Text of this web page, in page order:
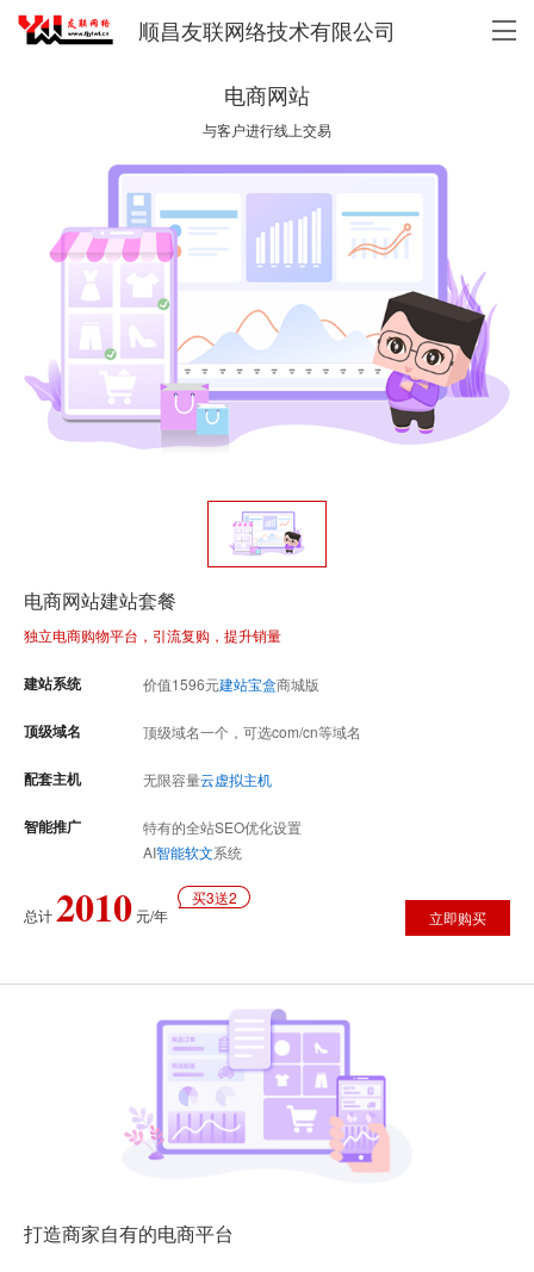
顺昌友联网络技术有限公司
电商网站
与客户进行线上交易
电商网站建站套餐
独立电商购物平台，引流复购，提升销量
建站系统 价值1596元建站宝盒商城版
顶级域名 顶级域名一个，可选com/cn等域名
配套主机 无限容量云虚拟主机
智能推广
特有的全站SEO优化设置
AI智能软文系统
总计2010元/年
买3送2
立即购买
打造商家自有的电商平台